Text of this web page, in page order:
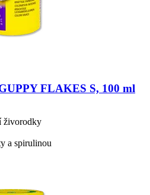
FLAKES S, 100 ml
živorodky
a spirulinou